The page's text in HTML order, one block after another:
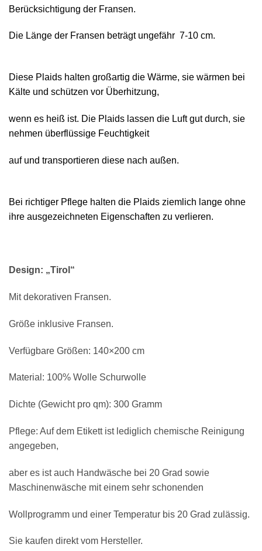
Berücksichtigung der Fransen.
Die Länge der Fransen beträgt ungefähr 7-10 cm.
Diese Plaids halten großartig die Wärme, sie wärmen bei
Kälte und schützen vor Überhitzung,
wenn es heiß ist. Die Plaids lassen die Luft gut durch, sie
nehmen überflüssige Feuchtigkeit
auf und transportieren diese nach außen.
Bei richtiger Pflege halten die Plaids ziemlich lange ohne
ihre ausgezeichneten Eigenschaften zu verlieren.
Design: „Tirol“
Mit dekorativen Fransen.
Größe inklusive Fransen.
Verfügbare Größen: 140×200 cm
Material: 100% Wolle Schurwolle
Dichte (Gewicht pro qm): 300 Gramm
Pflege: Auf dem Etikett ist lediglich chemische Reinigung
angegeben,
aber es ist auch Handwäsche bei 20 Grad sowie
Maschinenwäsche mit einem sehr schonenden
Wollprogramm und einer Temperatur bis 20 Grad zulässig.
Sie kaufen direkt vom Hersteller.